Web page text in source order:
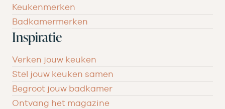
Keukenmerken
Badkamermerken
Inspiratie
Verken jouw keuken
Stel jouw keuken samen
Begroot jouw badkamer
Ontvang het magazine